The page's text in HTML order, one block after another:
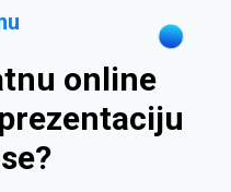
online